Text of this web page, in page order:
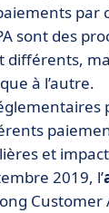
par
sont des
à l’autre.
et
2019, l’
Customer